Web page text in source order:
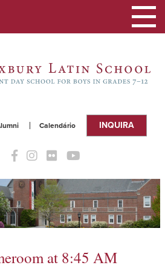
Calendário INQUIRA
a
at 8:45 AM